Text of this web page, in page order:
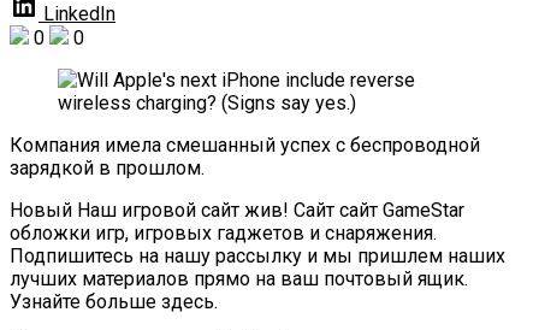
LinkedIn
0
0
Компания имела смешанный успех с беспроводной
зарядкой в прошлом.
Новый Наш игровой сайт жив! Сайт сайт GameStar
обложки игр, игровых гаджетов и снаряжения.
Подпишитесь на нашу рассылку и мы пришлем наших
лучших материалов прямо на ваш почтовый ящик.
Узнайте больше здесь.